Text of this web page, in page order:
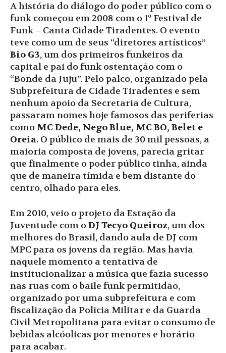
A história do diálogo do poder público com o
funk começou em 2008 com o 1º Festival de
Funk – Canta Cidade Tiradentes. O evento
teve como um de seus “diretores artísticos”
Bio G3, um dos primeiros funkeiros da
capital e pai do funk ostentação com o
“Bonde da Juju”. Pelo palco, organizado pela
Subprefeitura de Cidade Tiradentes e sem
nenhum apoio da Secretaria de Cultura,
passaram nomes hoje famosos das periferias
como MC Dede, Nego Blue, MC BO, Belet e
Oreia. O público de mais de 30 mil pessoas, a
maioria composta de jovens, parecia gritar
que finalmente o poder público tinha, ainda
que de maneira tímida e bem distante do
centro, olhado para eles.
Em 2010, veio o projeto da Estação da
Juventude com oDJ Tecyo Queiroz, um dos
melhores do Brasil, dando aula de DJ com
MPC para os jovens da região. Mas havia
naquele momento a tentativa de
institucionalizar a música que fazia sucesso
nas ruas com o baile funk permitidão,
organizado por uma subprefeitura e com
fiscalização da Policia Militar e da Guarda
Civil Metropolitana para evitar o consumo de
bebidas alcóolicas por menores e horário
para acabar.